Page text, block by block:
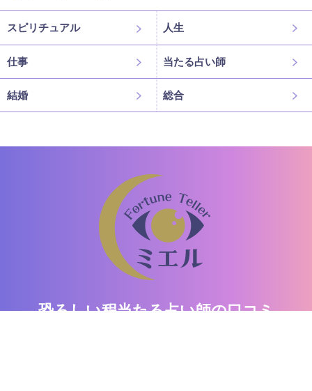
スピリチュアル 人生
仕事 当たる占い師
結婚 総合
恐ろしい程当たる占い師の口コミ